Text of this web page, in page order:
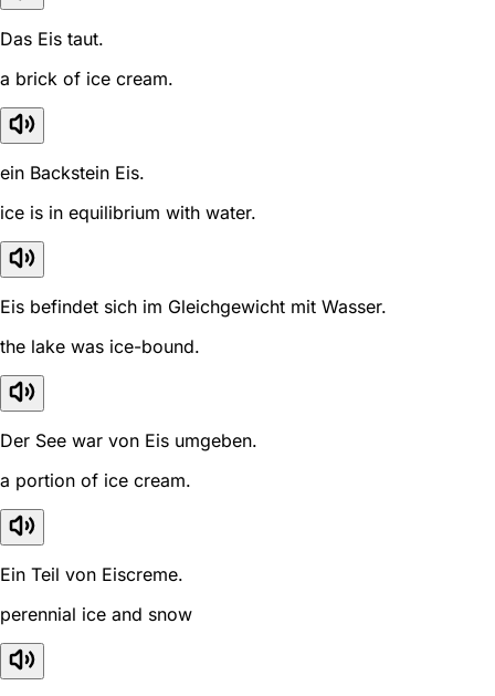
Das Eis taut.
a brick of ice cream.
ein Backstein Eis.
ice is in equilibrium with water.
Eis befindet sich im Gleichgewicht mit Wasser.
the lake was ice-bound.
Der See war von Eis umgeben.
a portion of ice cream.
Ein Teil von Eiscreme.
perennial ice and snow